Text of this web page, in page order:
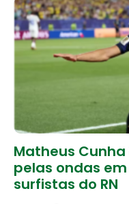
Matheus
pelas ondas
surfistas do RN